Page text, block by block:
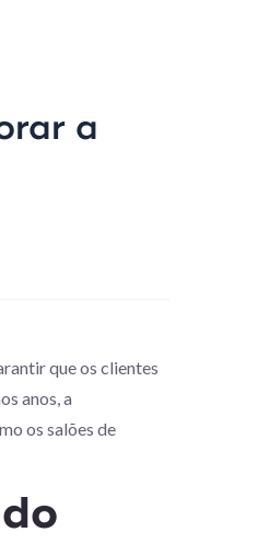
a
que os clientes
anos, a
os salões de